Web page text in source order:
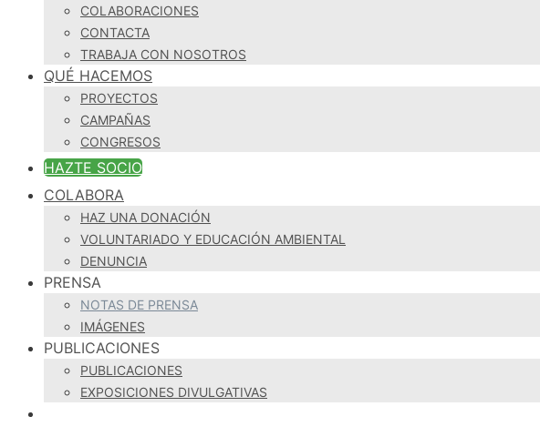
COLABORACIONES
CONTACTA
TRABAJA CON NOSOTROS
QUÉ HACEMOS
PROYECTOS
CAMPAÑAS
CONGRESOS
HAZTE SOCIO
COLABORA
HAZ UNA DONACIÓN
VOLUNTARIADO Y EDUCACIÓN AMBIENTAL
DENUNCIA
PRENSA
NOTAS DE PRENSA
IMÁGENES
PUBLICACIONES
PUBLICACIONES
EXPOSICIONES DIVULGATIVAS